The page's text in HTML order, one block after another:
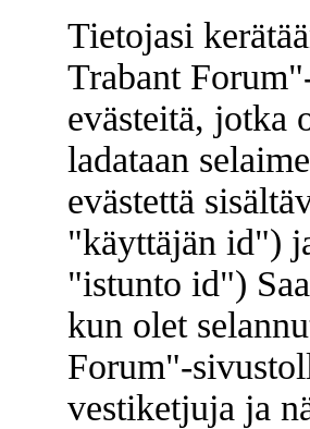
Tietojasi
Trabant
evästeitä, jotka
ladataan
evästettä
"käyttäjän id")
"istunto id")
kun olet
Forum"-
vestiketjuja ja